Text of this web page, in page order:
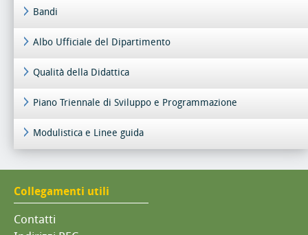
Bandi
Albo Ufficiale del Dipartimento
Qualità della Didattica
Piano Triennale di Sviluppo e Programmazione
Modulistica e Linee guida
Collegamenti utili
Contatti